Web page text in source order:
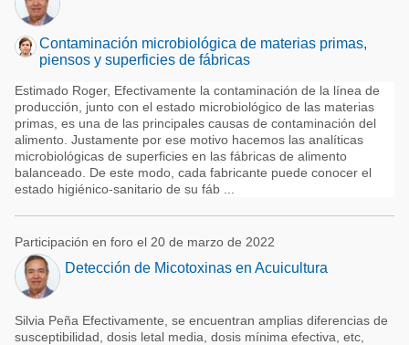
Contaminación microbiológica de materias primas,
piensos y superficies de fábricas
Estimado Roger, Efectivamente la contaminación de la línea de
producción, junto con el estado microbiológico de las materias
primas, es una de las principales causas de contaminación del
alimento. Justamente por ese motivo hacemos las analíticas
microbiológicas de superficies en las fábricas de alimento
balanceado. De este modo, cada fabricante puede conocer el
estado higiénico-sanitario de su fáb ...
Participación en foro el 20 de marzo de 2022
Detección de Micotoxinas en Acuicultura
Silvia Peña Efectivamente, se encuentran amplias diferencias de
susceptibilidad, dosis letal media, dosis mínima efectiva, etc,